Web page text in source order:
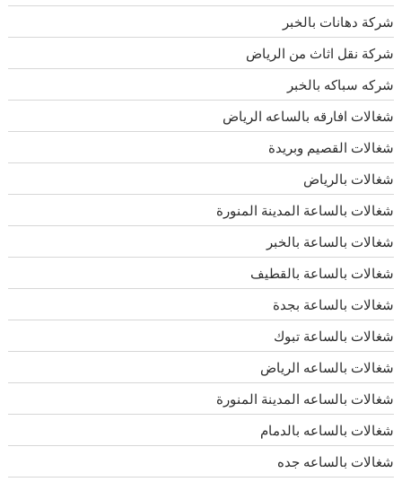
شركة دهانات بالخبر
شركة نقل اثاث من الرياض
شركه سباكه بالخبر
شغالات افارقه بالساعه الرياض
شغالات القصيم وبريدة
شغالات بالرياض
شغالات بالساعة المدينة المنورة
شغالات بالساعة بالخبر
شغالات بالساعة بالقطيف
شغالات بالساعة بجدة
شغالات بالساعة تبوك
شغالات بالساعه الرياض
شغالات بالساعه المدينة المنورة
شغالات بالساعه بالدمام
شغالات بالساعه جده